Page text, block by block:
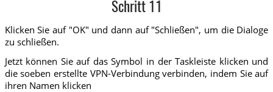
Schritt 11
Klicken Sie auf "OK" und dann auf "Schließen", um die Dialoge
zu schließen.
Jetzt können Sie auf das Symbol in der Taskleiste klicken und
die soeben erstellte VPN-Verbindung verbinden, indem Sie auf
ihren Namen klicken